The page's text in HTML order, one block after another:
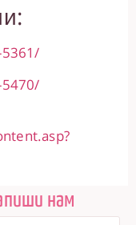
нам